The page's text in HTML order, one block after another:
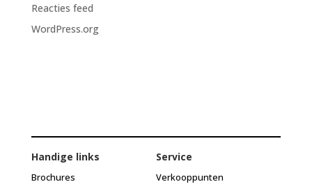
Reacties feed
WordPress.org
Handige links
Brochures
Service
Verkooppunten